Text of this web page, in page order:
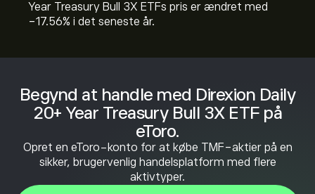
Begynd at handle med Direxion Daily
20+ Year Treasury Bull 3X ETF på
eToro.
Opret en eToro-konto for at købe TMF-aktier på en
sikker, brugervenlig handelsplatform med flere
aktivtyper.
Year Treasury Bull 3X ETFs pris er ændret med
‎-17.56‎% i det seneste år.